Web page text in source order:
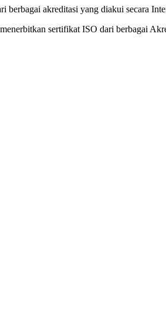
berbagai akreditasi yang diakui secara
sertifikat ISO dari berbagai